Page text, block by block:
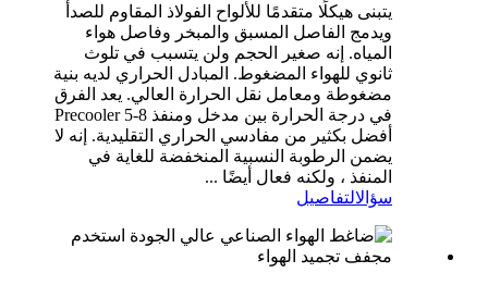
يتبنى هيكلًا متقدمًا للألواح الفولاذ المقاوم للصدأ
ويدمج الفاصل المسبق والمبخر وفاصل هواء
المياه. إنه صغير الحجم ولن يتسبب في تلوث
ثانوي للهواء المضغوط. المبادل الحراري لديه بنية
مضغوطة ومعامل نقل الحرارة العالي. يعد الفرق
في درجة الحرارة بين مدخل ومنفذ Precooler 5-8
أفضل بكثير من مفادسي الحراري التقليدية. إنه لا
يضمن الرطوبة النسبية المنخفضة للغاية في
المنفذ ، ولكنه فعال أيضًا ...
سؤالالتفاصيل